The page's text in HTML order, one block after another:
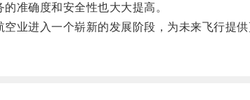
准确度和安全性也大大提高。
进入一个崭新的发展阶段，为未来飞行提